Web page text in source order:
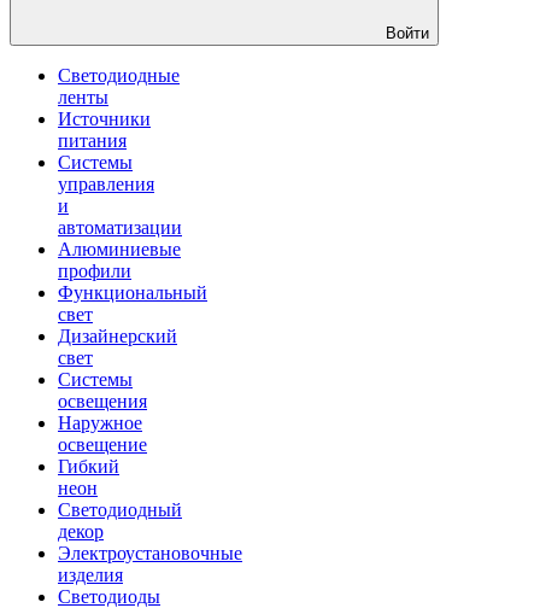
Войти
Светодиодные
ленты
Источники
питания
Системы
управления
и
автоматизации
Алюминиевые
профили
Функциональный
свет
Дизайнерский
свет
Системы
освещения
Наружное
освещение
Гибкий
неон
Светодиодный
декор
Электроустановочные
изделия
Светодиоды